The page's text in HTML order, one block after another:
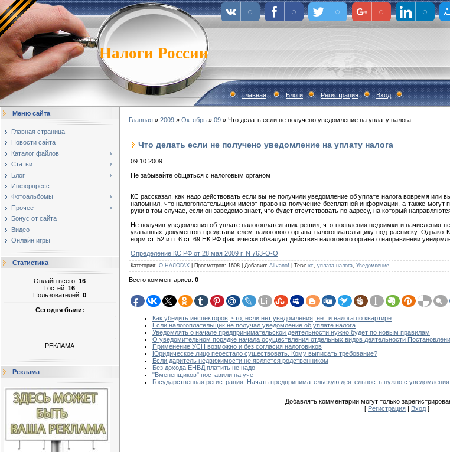
Налоги России
Главная Блоги Регистрация Вход
Меню сайта
Главная страница
Новости сайта
Каталог файлов
Статьи
Блог
Инфорпресс
Фотоальбомы
Прочее
Бонус от сайта
Видео
Онлайн игры
Статистика
Онлайн всего: 16
Гостей: 16
Пользователей: 0
Сегодня были:
РЕКЛАМА
Реклама
Главная » 2009 » Октябрь » 09 » Что делать если не получено уведомление на уплату налога
Что делать если не получено уведомление на уплату налога
09.10.2009
Не забывайте общаться с налоговым органом
КС рассказал, как надо действовать если вы не получили уведомление об уплате налога вовремя или
напомнил, что налогоплательщики имеют право на получение бесплатной информации, а также могут
руки в том случае, если он заведомо знает, что будет отсутствовать по адресу, на который
Не получив уведомления об уплате налогоплательщик решил, что появления недоимки и начисления
указанных документов представителем налогового органа налогоплательщику под расписку.
норм ст. 52 и п. 6 ст. 69 НК РФ фактически обжалует действия налогового органа о направлении
Определение КС РФ от 28 мая 2009 г. N 763-О-О
Категория: О НАЛОГАХ Просмотров: 1608 Добавил: AlIvanof Теги: кс уплата налога Уведомление
Всего комментариев: 0
Как убедить инспекторов, что, если нет уведомления, нет и налога по квартире
Если налогоплательщик не получал уведомление об уплате налога
Уведомлять о начале предпринимательской деятельности нужно будет по новым правилам
О уведомительном порядке начала осуществления отдельных видов деятельности
Применение УСН возможно и без согласия налоговиков
Юридическое лицо перестало существовать. Кому выписать требование?
Если даритель недвижимости не является родственником
Без дохода ЕНВД платить не надо
"Вмененщиков" поставили на учет
Государственная регистрация. Начать предпринимательскую деятельность нужно с уведомления
Добавлять комментарии могут только
[ Регистрация | Вход ]